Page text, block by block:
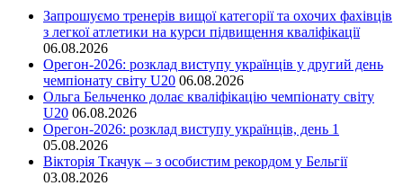
Запрошуємо тренерів вищої категорії та охочих фахівців
з легкої атлетики на курси підвищення кваліфікації
06.08.2026
Орегон-2026: розклад виступу українців у другий день
чемпіонату світу U20 06.08.2026
Ольга Бельченко долає кваліфікацію чемпіонату світу
U20 06.08.2026
Орегон-2026: розклад виступу українців, день 1
05.08.2026
Вікторія Ткачук – з особистим рекордом у Бельгії
03.08.2026